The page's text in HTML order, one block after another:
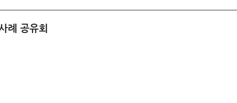
례 공유회